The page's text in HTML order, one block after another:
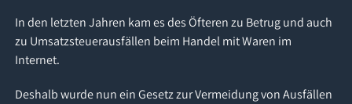
In den letzten Jahren kam es des Öfteren zu Betrug und auch
zu Umsatzsteuerausfällen beim Handel mit Waren im
Internet.
Deshalb wurde nun ein Gesetz zur Vermeidung von Ausfällen